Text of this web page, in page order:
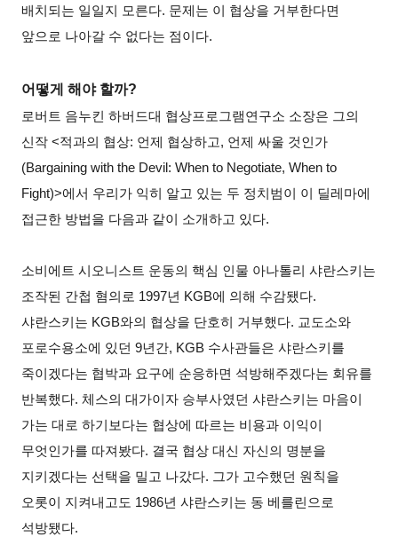
배치되는 일일지 모른다. 문제는 이 협상을 거부한다면
앞으로 나아갈 수 없다는 점이다.
어떻게 해야 할까?
로버트 음누킨 하버드대 협상프로그램연구소 소장은 그의
신작 <적과의 협상: 언제 협상하고, 언제 싸울 것인가
(Bargaining with the Devil: When to Negotiate, When to
Fight)>에서 우리가 익히 알고 있는 두 정치범이 이 딜레마에
접근한 방법을 다음과 같이 소개하고 있다.
소비에트 시오니스트 운동의 핵심 인물 아나톨리 샤란스키는
조작된 간첩 혐의로 1997년 KGB에 의해 수감됐다.
샤란스키는 KGB와의 협상을 단호히 거부했다. 교도소와
포로수용소에 있던 9년간, KGB 수사관들은 샤란스키를
죽이겠다는 협박과 요구에 순응하면 석방해주겠다는 회유를
반복했다. 체스의 대가이자 승부사였던 샤란스키는 마음이
가는 대로 하기보다는 협상에 따르는 비용과 이익이
무엇인가를 따져봤다. 결국 협상 대신 자신의 명분을
지키겠다는 선택을 밀고 나갔다. 그가 고수했던 원칙을
오롯이 지켜내고도 1986년 샤란스키는 동 베를린으로
석방됐다.